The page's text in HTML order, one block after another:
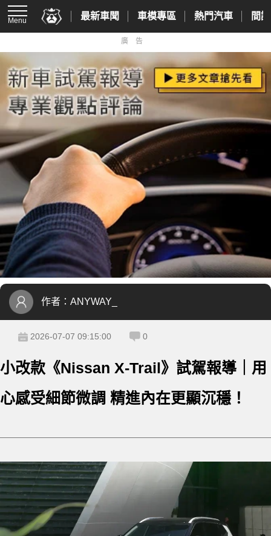
Menu 最新車聞 車模專區 熱門汽車 間
廣告
作者： ANYWAY_
2026-07-07 09:15:00 0
小改款《Nissan X-Trail》試駕報導｜用
心感受細節微調 精進內在更顯沉穩！